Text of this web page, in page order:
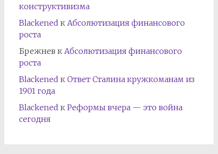
конструктивизма
Blackened к Абсолютизация финансового
роста
Брежнев к Абсолютизация финансового
роста
Blackened к Ответ Сталина кружкоманам из
1901 года
Blackened к Реформы вчера — это война
сегодня